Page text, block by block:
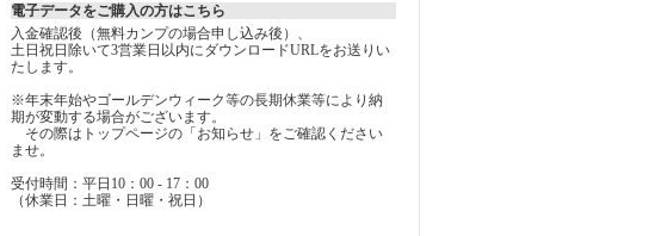
電子データをご購入の方はこちら
入金確認後（無料カンプの場合申し込み後）、
土日祝日除いて3営業日以内にダウンロードURLをお送りい
たします。
※年末年始やゴールデンウィーク等の長期休業等により納
期が変動する場合がございます。
その際はトップページの「お知らせ」をご確認ください
ませ。
受付時間：平日10：00 - 17：00
（休業日：土曜・日曜・祝日）